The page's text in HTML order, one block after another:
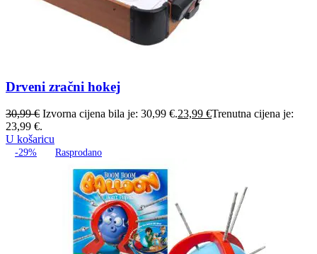
Drveni zračni hokej
30,99€ Izvorna cijena bila je: 30,99 €.23,99 €Trenutna cijena je:
23,99 €.
U košaricu
-29% Rasprodano